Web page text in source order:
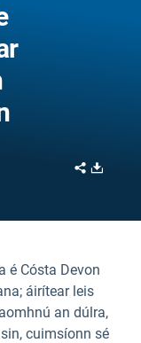
Share
é Cósta Devon
áirítear leis
an dúlra,
cuimsíonn sé